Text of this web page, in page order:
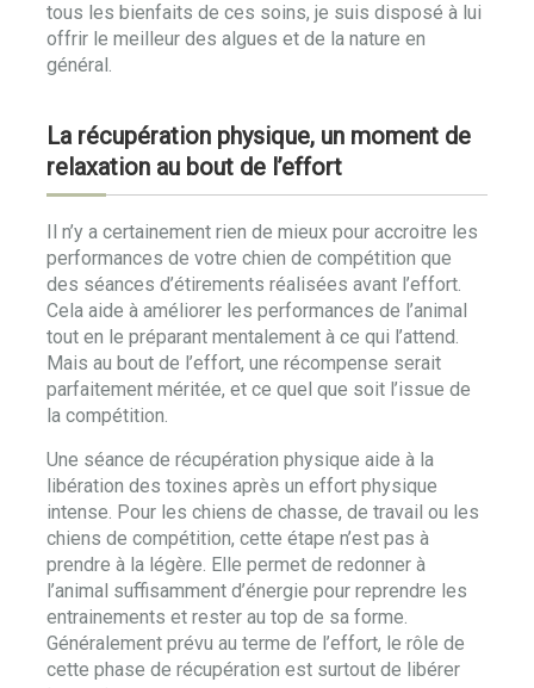
tous les bienfaits de ces soins, je suis disposé à lui
offrir le meilleur des algues et de la nature en
général.
La récupération physique, un moment de
relaxation au bout de l’effort
Il n’y a certainement rien de mieux pour accroitre les
performances de votre chien de compétition que
des séances d’étirements réalisées avant l’effort.
Cela aide à améliorer les performances de l’animal
tout en le préparant mentalement à ce qui l’attend.
Mais au bout de l’effort, une récompense serait
parfaitement méritée, et ce quel que soit l’issue de
la compétition.
Une séance de récupération physique aide à la
libération des toxines après un effort physique
intense. Pour les chiens de chasse, de travail ou les
chiens de compétition, cette étape n’est pas à
prendre à la légère. Elle permet de redonner à
l’animal suffisamment d’énergie pour reprendre les
entrainements et rester au top de sa forme.
Généralement prévu au terme de l’effort, le rôle de
cette phase de récupération est surtout de libérer